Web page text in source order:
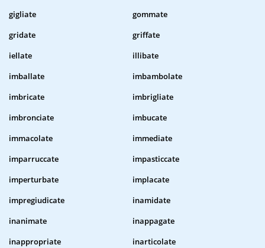
gigliate
gommate
gridate
griffate
iellate
illibate
imballate
imbambolate
imbricate
imbrigliate
imbronciate
imbucate
immacolate
immediate
imparruccate
impasticcate
imperturbate
implacate
impregiudicate
inamidate
inanimate
inappagate
inappropriate
inarticolate